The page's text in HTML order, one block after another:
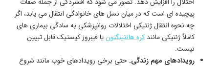
پیچیده ای است که در میان نسل های خانوادگی انتقال می یابد، اگر
چه نحوه انتقال ژنتیکی اختلالات روانپزشکی به سادگی بیماری های
کاملاً ژنتیکی مانند کره هانتینگتونیا فیبروز کیستیک قابل تبیین
نیست.
رویدادهای مهم زندگی. حتی برخی رویدادهای خوب مانند شروع